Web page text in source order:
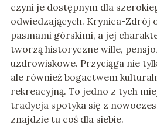
czyni je dostępnym dla
odwiedzających. Krynica-Zdrój
pasmami górskimi, a jej
tworzą historyczne wille,
uzdrowiskowe. Przyciąga nie
ale również bogactwem
rekreacyjną. To jedno z tych
tradycja spotyka się z
znajdzie tu coś dla siebie.